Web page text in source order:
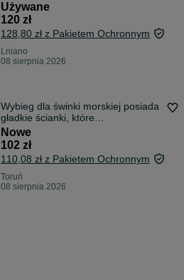
Używane
120 zł
128,80 zł z Pakietem Ochronnym
Lniano
08 sierpnia 2026
Wybieg dla świnki morskiej posiada
gładkie ścianki, które
uniemożliwiają zwierzakowi
wspinaczkę
Nowe
102 zł
110,08 zł z Pakietem Ochronnym
Toruń
08 sierpnia 2026